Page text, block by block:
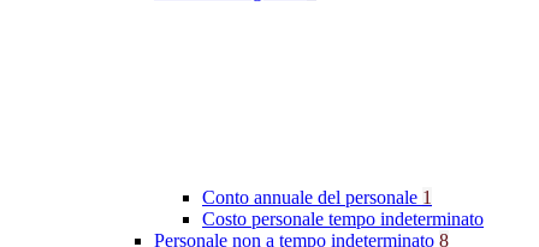
Conto annuale del personale 1
Costo personale tempo indeterminato
Personale non a tempo indeterminato 8